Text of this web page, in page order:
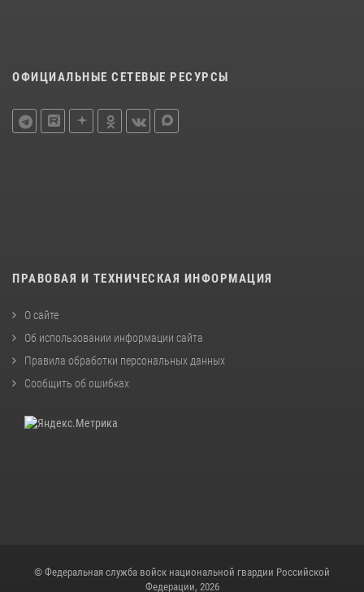
ОФИЦИАЛЬНЫЕ СЕТЕВЫЕ РЕСУРСЫ
ПРАВОВАЯ И ТЕХНИЧЕСКАЯ ИНФОРМАЦИЯ
О сайте
Об использовании информации сайта
Правила обработки персональных данных
Сообщить об ошибках
© Федеральная служба войск национальной гвардии Российской
Федерации, 2026